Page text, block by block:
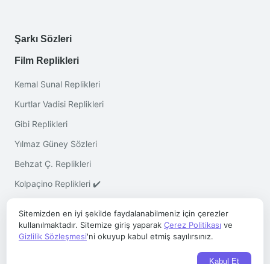
Şarkı Sözleri
Film Replikleri
Kemal Sunal Replikleri
Kurtlar Vadisi Replikleri
Gibi Replikleri
Yılmaz Güney Sözleri
Behzat Ç. Replikleri
Kolpaçino Replikleri ✔️
- Her Hakkı Saklıdır
Sitemizden en iyi şekilde faydalanabilmeniz için çerezler
kullanılmaktadır. Sitemize giriş yaparak Çerez Politikası ve
Gizlilik Sözleşmesi'ni okuyup kabul etmiş sayılırsınız.
Kabul Et